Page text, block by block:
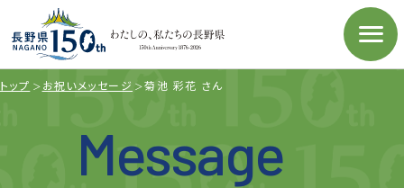
トップ お祝いメッセージ 菊池 彩花 さん
Message